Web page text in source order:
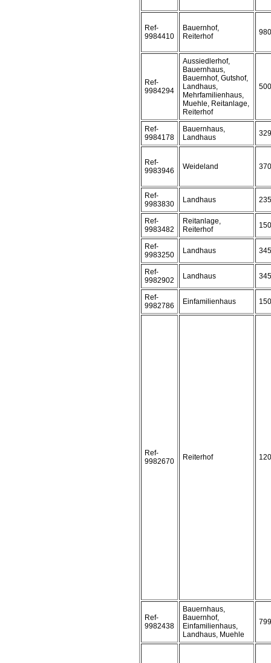
Ref-
9984410
Bauernhof,
Reiterhof
Ref-
9984294
Aussiedlerhof,
Bauernhaus,
Bauernhof, Gutshof,
Landhaus,
Mehrfamilienhaus,
Muehle, Reitanlage,
Reiterhof
Ref-
9984178
Bauernhaus,
Landhaus
Ref-
9983946
Weideland
Ref-
9983830
Landhaus
Ref-
9983482
Reitanlage,
Reiterhof
Ref-
9983250
Landhaus
Ref-
9982902
Landhaus
Ref-
9982786
Einfamilienhaus
Ref-
9982670
Reiterhof
Ref-
9982438
Bauernhaus,
Bauernhof,
Einfamilienhaus,
Landhaus, Muehle